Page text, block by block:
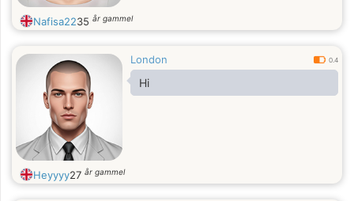
Nafisa2235 år gammel
London 0.4
Hi
Heyyyy27 år gammel